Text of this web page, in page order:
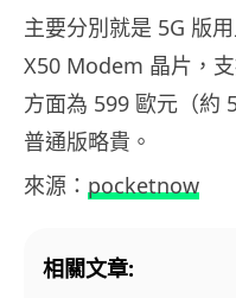
主要分別就是 5G 版
X50 Modem 晶片，
方面為 599 歐元（約
普通版略貴。
來源： pocketnow
相關文章: